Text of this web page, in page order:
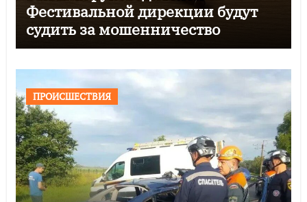
Фестивальной дирекции будут
судить за мошенничество
ПРОИСШЕСТВИЯ